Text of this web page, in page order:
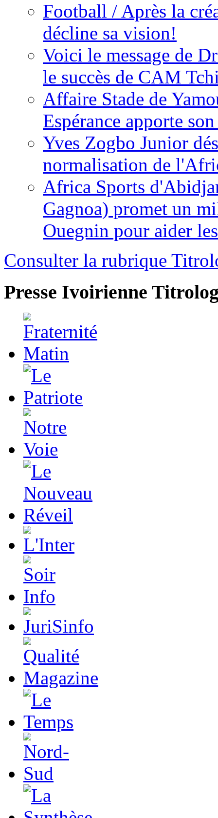
Football / Après la
décline sa vision!
Voici le message de
le succès de CAM
Affaire Stade de
Espérance apporte
Yves Zogbo Junior
normalisation de
Africa Sports
Gagnoa) promet un
Ouegnin pour aider
Consulter la rubrique
Presse Ivoirienne